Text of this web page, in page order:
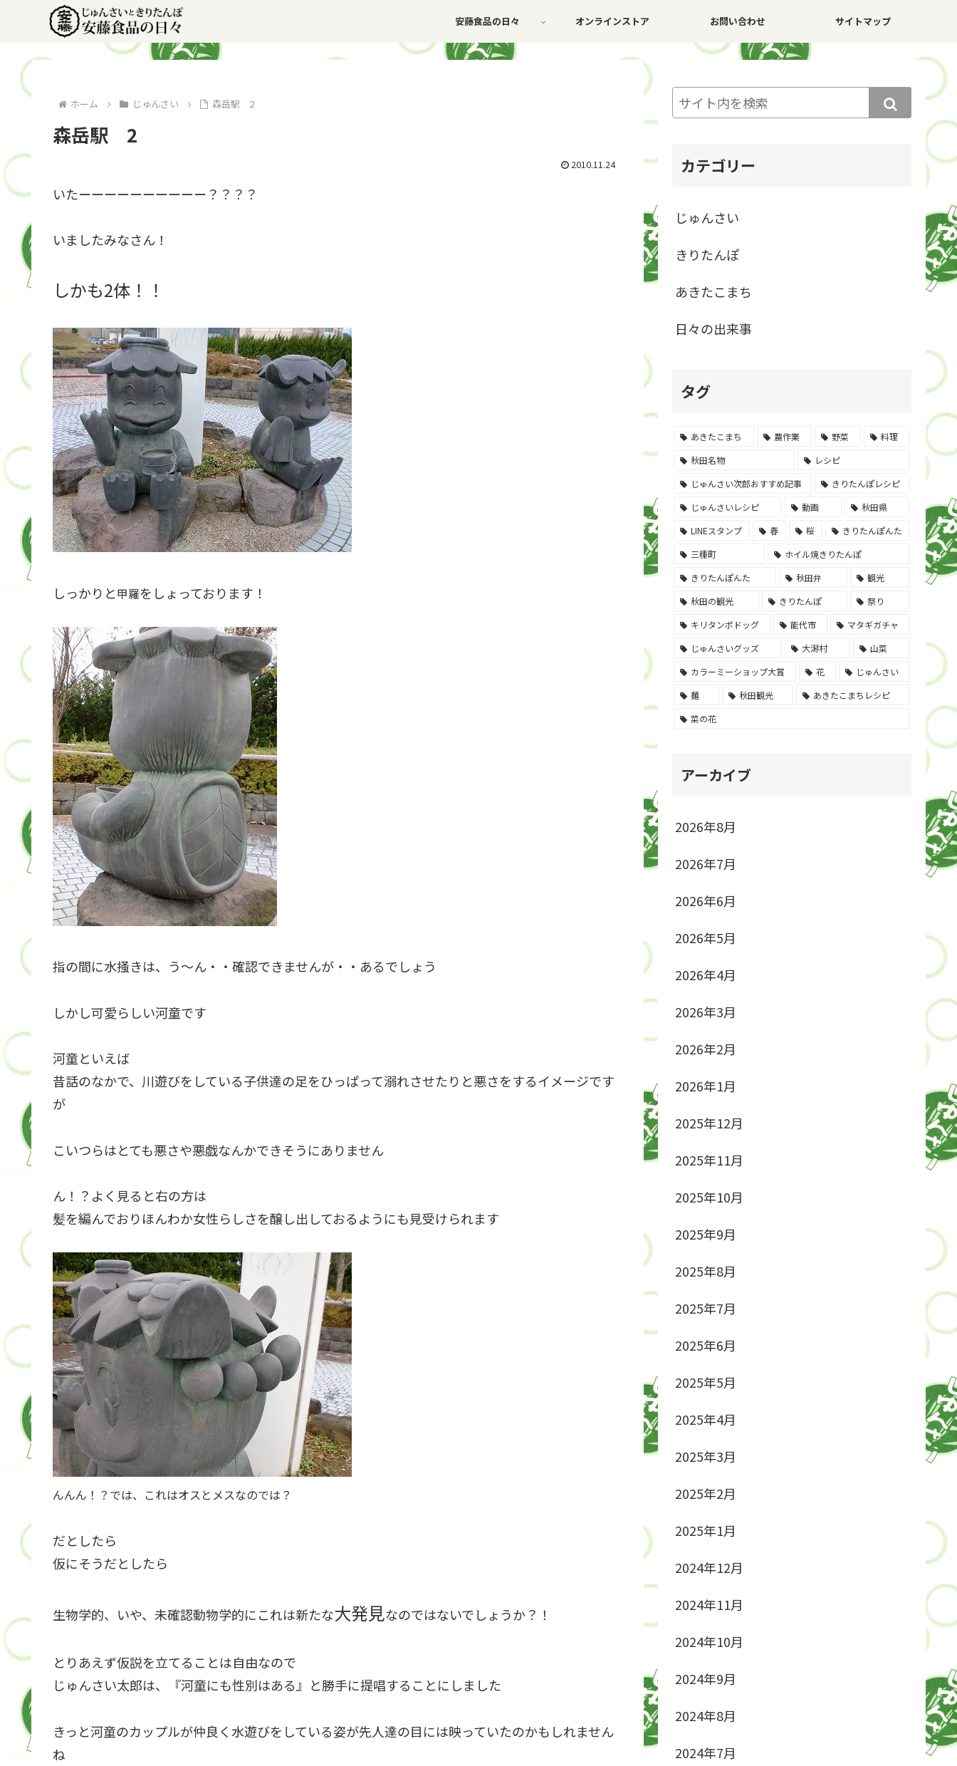
安藤食品の日々 オンラインストア お問い合わせ サイトマップ
ホーム じゅんさい 森岳駅 2
森岳駅 2
2010.11.24
いたーーーーーーーーーー？？？？
いましたみなさん！
しかも2体！！
しっかりと甲羅をしょっております！
指の間に水掻きは、う〜ん・・確認できませんが・・あるでしょう
しかし可愛らしい河童です
河童といえば
昔話のなかで、川遊びをしている子供達の足をひっぱって溺れさせたりと悪さをするイメージです
が
こいつらはとても悪さや悪戯なんかできそうにありません
ん！？よく見ると右の方は
髪を編んでおりほんわか女性らしさを醸し出しておるようにも見受けられます
んんん！？では、これはオスとメスなのでは？
だとしたら
仮にそうだとしたら
生物学的、いや、 未確認動物学的にこれは新たな大発見なのではないでしょうか？！
とりあえず仮説を立てることは自由なので
じゅんさい太郎は、
『河童にも性別はある』 と勝手に提唱することにしました
きっと河童のカップルが仲良く水遊びをしている姿が先人達の目には映っていたのかもしれません
ね
カテゴリー
じゅんさい
きりたんぽ
あきたこまち
日々の出来事
タグ
あきたこまち 農作業 野菜
料理
秋田名物
レシピ
じゅんさい次郎おすすめ記事
きりたんぽレシピ
じゅんさいレシピ
動画
秋田県
LINEスタンプ
春 桜
きりたんぽんた
三種町
ホイル焼きりたんぽ
きりたんぽんた
秋田弁
観光
秋田の観光
きりたんぽ
祭り
キリタンポドッグ
能代市
マタギガチャ
じゅんさいグッズ
大潟村
山菜
カラーミーショップ大賞
花
じゅんさい
麺
秋田観光
あきたこまちレシピ
菜の花
アーカイブ
2026年8月
2026年7月
2026年6月
2026年5月
2026年4月
2026年3月
2026年2月
2026年1月
2025年12月
2025年11月
2025年10月
2025年9月
2025年8月
2025年7月
2025年6月
2025年5月
2025年4月
2025年3月
2025年2月
2025年1月
2024年12月
2024年11月
2024年10月
2024年9月
2024年8月
2024年7月